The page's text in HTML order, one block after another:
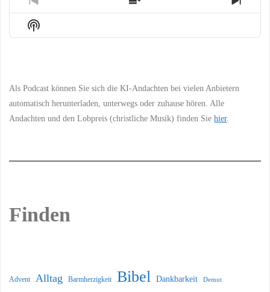
Previous
Episode
Show
Next
Show
Podcast
Als Podcast können Sie sich die KI-Andachten bei vielen Anbietern
automatisch herunterladen, unterwegs oder zuhause hören. Alle
Andachten und den Lobpreis (christliche Musik) finden Siehier.
Finden
Advent Alltag Barmherzigkeit Bibel Dankbarkeit Demut